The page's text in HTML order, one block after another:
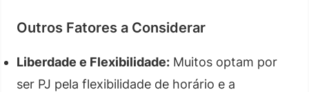
Outros Fatores a Considerar
Liberdade e Flexibilidade: Muitos optam por
ser PJ pela flexibilidade de horário e a